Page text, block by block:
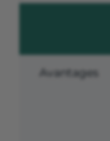
Avantages